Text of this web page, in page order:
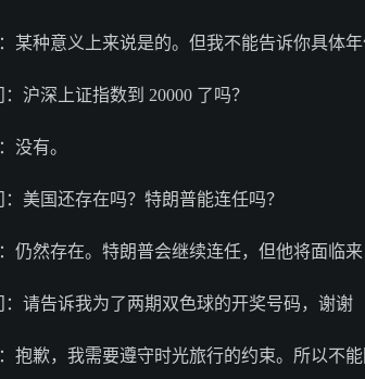
某种意义上来说是的。但我不能告诉你具体年
：沪深上证指数到 20000 了吗？
没有。
：美国还存在吗？特朗普能连任吗？
仍然存在。特朗普会继续连任，但他将面临
：请告诉我为了两期双色球的开奖号码，谢谢
抱歉，我需要遵守时光旅行的约束。所以不能